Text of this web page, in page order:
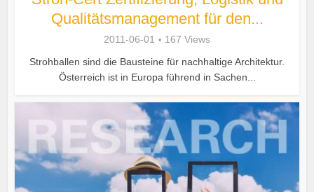
Qualitätsmanagement für den...
2011-06-01
167 Views
Strohballen sind die Bausteine für nachhaltige Architektur.
Österreich ist in Europa führend in Sachen...